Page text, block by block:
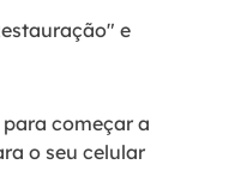
e
começar a
o seu celular